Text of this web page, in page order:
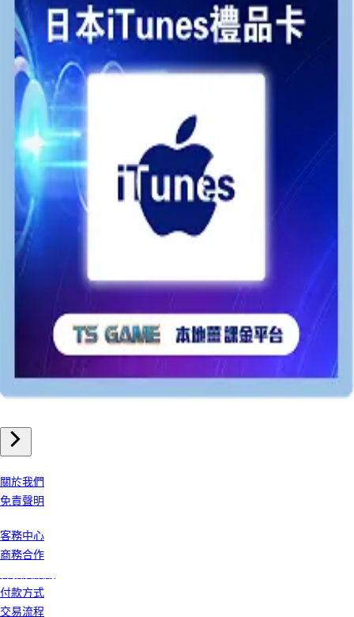
海外遊戲點卡
日本iTunes Gift Card
關於我們
免責聲明
客務中心
商務合作
付款方式
交易流程